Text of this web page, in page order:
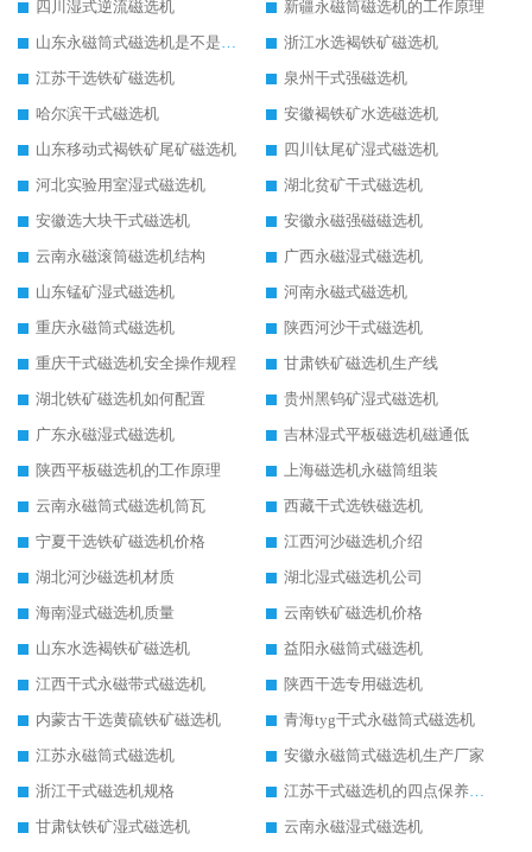
四川湿式逆流磁选机
新疆永磁筒磁选机的工作原理
山东永磁筒式磁选机是不是强磁
浙江水选褐铁矿磁选机
江苏干选铁矿磁选机
泉州干式强磁选机
哈尔滨干式磁选机
安徽褐铁矿水选磁选机
山东移动式褐铁矿尾矿磁选机
四川钛尾矿湿式磁选机
河北实验用室湿式磁选机
湖北贫矿干式磁选机
安徽选大块干式磁选机
安徽永磁强磁磁选机
云南永磁滚筒磁选机结构
广西永磁湿式磁选机
山东锰矿湿式磁选机
河南永磁式磁选机
重庆永磁筒式磁选机
陕西河沙干式磁选机
重庆干式磁选机安全操作规程
甘肃铁矿磁选机生产线
湖北铁矿磁选机如何配置
贵州黑钨矿湿式磁选机
广东永磁湿式磁选机
吉林湿式平板磁选机磁通低
陕西平板磁选机的工作原理
上海磁选机永磁筒组装
云南永磁筒式磁选机筒瓦
西藏干式选铁磁选机
宁夏干选铁矿磁选机价格
江西河沙磁选机介绍
湖北河沙磁选机材质
湖北湿式磁选机公司
海南湿式磁选机质量
云南铁矿磁选机价格
山东水选褐铁矿磁选机
益阳永磁筒式磁选机
江西干式永磁带式磁选机
陕西干选专用磁选机
内蒙古干选黄硫铁矿磁选机
青海tyg干式永磁筒式磁选机
江苏永磁筒式磁选机
安徽永磁筒式磁选机生产厂家
浙江干式磁选机规格
江苏干式磁选机的四点保养秘籍
甘肃钛铁矿湿式磁选机
云南永磁湿式磁选机